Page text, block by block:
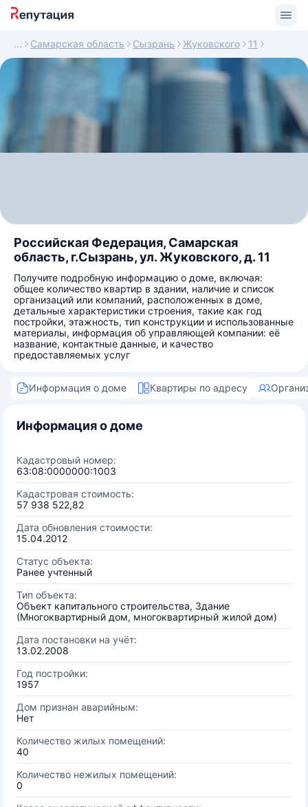
Самарская область Сызрань Жуковского 11
Российская Федерация, Самарская
область, г.Сызрань, ул. Жуковского, д. 11
Получите подробную информацию о доме, включая:
общее количество квартир в здании, наличие и список
организаций или компаний, расположенных в доме,
детальные характеристики строения, такие как год
постройки, этажность, тип конструкции и использованные
материалы, информация об управляющей компании: её
название, контактные данные, и качество
предоставляемых услуг
Информация о доме Квартиры по адресу
Информация о доме
Кадастровый номер:
63:08:0000000:1003
Кадастровая стоимость:
57 938 522,82
Дата обновления стоимости:
15.04.2012
Статус объекта:
Ранее учтенный
Тип объекта:
Объект капитального строительства, Здание
(Многоквартирный дом, многоквартирный жилой дом)
Дата постановки на учёт:
13.02.2008
Год постройки:
1957
Дом признан аварийным:
Нет
Количество жилых помещений:
40
Количество нежилых помещений:
0